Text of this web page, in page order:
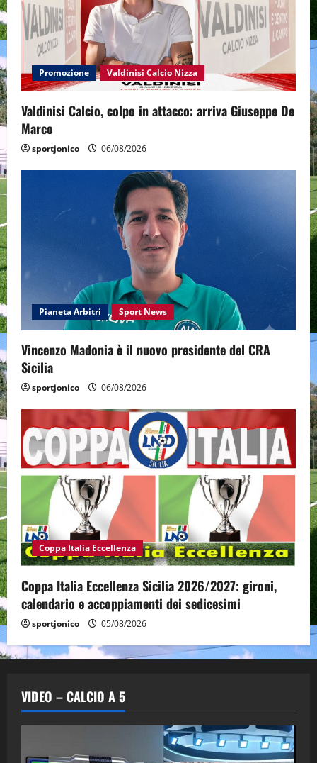
Promozione Valdinisi Calcio Nizza
Valdinisi Calcio, colpo in attacco: arriva Giuseppe De
Marco
sportjonico 06/08/2026
Pianeta Arbitri Sport News
Vincenzo Madonia è il nuovo presidente del CRA
Sicilia
sportjonico 06/08/2026
Coppa Italia Eccellenza
Coppa Italia Eccellenza Sicilia 2026/2027: gironi,
calendario e accoppiamenti dei sedicesimi
sportjonico 05/08/2026
VIDEO – CALCIO A 5